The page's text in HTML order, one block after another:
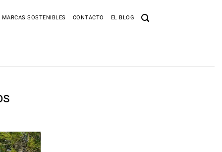
SOSTENIBLES CONTACTO EL BLOG